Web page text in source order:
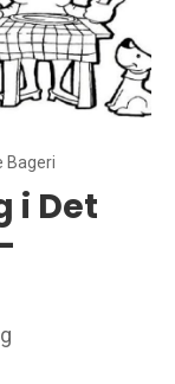
Bageri
i Det